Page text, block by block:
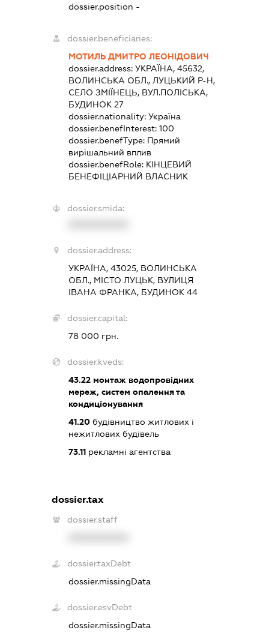
dossier.position -
dossier.beneficiaries:
МОТИЛЬ ДМИТРО ЛЕОНІДОВИЧ
dossier.address:УКРАЇНА, 45632,
ВОЛИНСЬКА ОБЛ., ЛУЦЬКИЙ Р-Н,
СЕЛО ЗМІЇНЕЦЬ, ВУЛ.ПОЛІСЬКА,
БУДИНОК 27
dossier.nationality:Україна
dossier.benefInterest:100
dossier.benefType: Прямий
вирішальний вплив
dossier.benefRole: КІНЦЕВИЙ
БЕНЕФІЦІАРНИЙ ВЛАСНИК
dossier.smida:
dossier.address:
УКРАЇНА, 43025, ВОЛИНСЬКА
ОБЛ., МІСТО ЛУЦЬК, ВУЛИЦЯ
ІВАНА ФРАНКА, БУДИНОК 44
dossier.capital:
78 000 грн.
dossier.kveds:
43.22 монтаж водопровідних
мереж, систем опалення та
кондиціонування
41.20 будівництво житлових і
нежитлових будівель
73.11 рекламні агентства
dossier.tax
dossier.staff
dossier.taxDebt
dossier.missingData
dossier.esvDebt
dossier.missingData